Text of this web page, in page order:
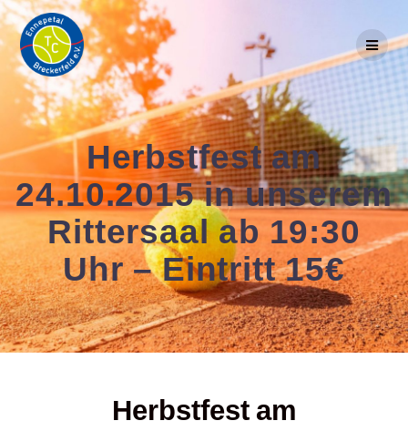
Herbstfest am
24.10.2015 in unserem
Rittersaal ab 19:30
Uhr – Eintritt 15€
Herbstfest am